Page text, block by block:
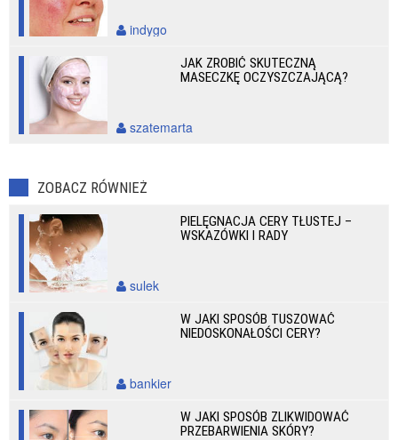
indygo
JAK ZROBIĆ SKUTECZNĄ
MASECZKĘ OCZYSZCZAJĄCĄ?
szatemarta
ZOBACZ RÓWNIEŻ
PIELĘGNACJA CERY TŁUSTEJ –
WSKAZÓWKI I RADY
sulek
W JAKI SPOSÓB TUSZOWAĆ
NIEDOSKONAŁOŚCI CERY?
bankier
W JAKI SPOSÓB ZLIKWIDOWAĆ
PRZEBARWIENIA SKÓRY?